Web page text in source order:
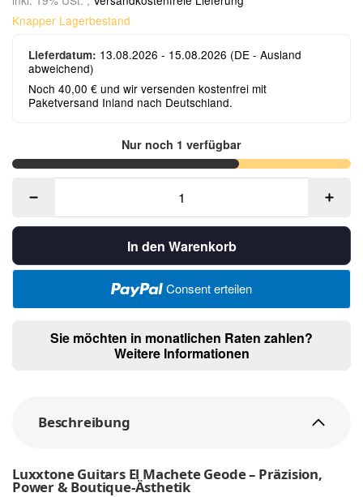
Knapper Lagerbestand
Lieferdatum: 13.08.2026 - 15.08.2026 (DE - Ausland
abweichend)
Noch 40,00 € und wir versenden kostenfrei mit
Paketversand Inland nach Deutschland.
Nur noch 1 verfügbar
In den Warenkorb
Consent erteilen
Sie möchten in monatlichen Raten zahlen?
Weitere Informationen
Beschreibung
Luxxtone Guitars El Machete Geode – Präzision,
Power & Boutique-Ästhetik